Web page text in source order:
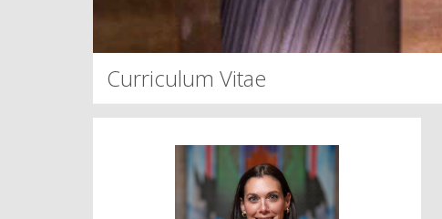
Curriculum Vitae